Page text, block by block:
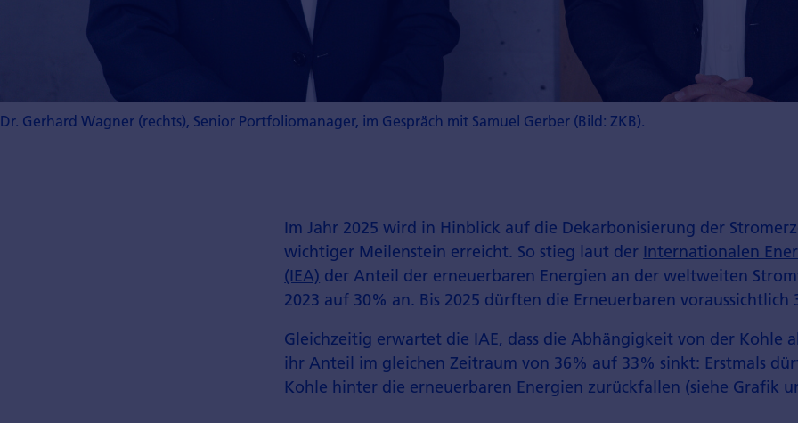
Dr. Gerhard Wagner (rechts), Senior Portfoliomanager, im Gespräch mit Samuel Gerber (Bild: ZKB).
Im Jahr 2025 wird in Hinblick auf die Dekarbonisierung der
wichtiger Meilen­stein erreicht. So stieg laut der Internationalen
(IEA) der Anteil der erneuerbaren Energien an der weltweiten
2023 auf 30% an. Bis 2025 dürften die Erneuerbaren voraussichtlich
Gleichzeitig erwartet die IAE, dass die Abhängigkeit von der Kohle
ihr Anteil im gleichen Zeitraum von 36% auf 33% sinkt: Erstmals
Kohle hinter die erneuerbaren Energien zurückfallen (siehe Grafik